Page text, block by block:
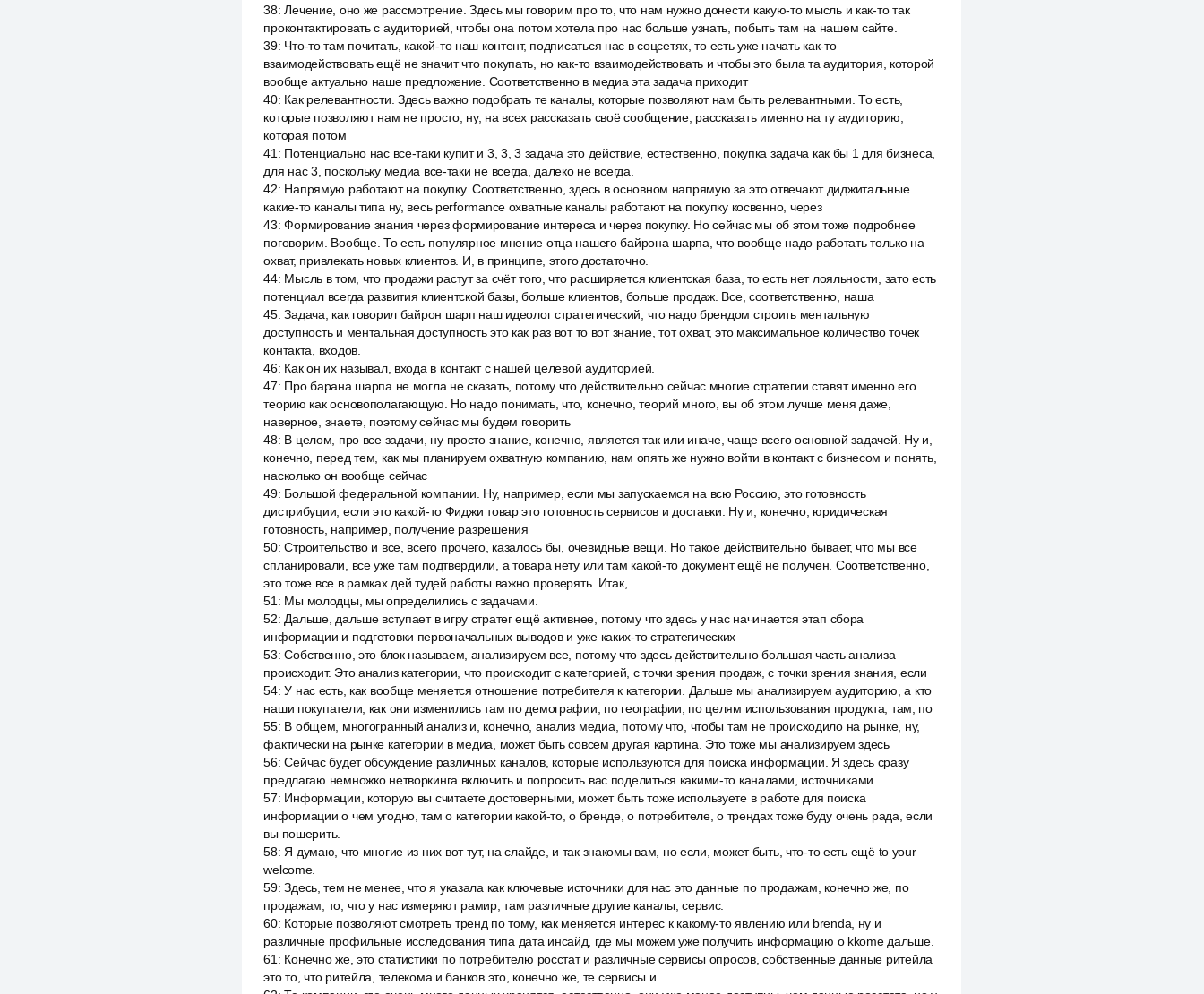
38:Лечение, оно же рассмотрение. Здесь мы говорим про то, что нам нужно донести какую-то мысль и как-то так
проконтактировать с аудиторией, чтобы она потом хотела про нас больше узнать, побыть там на нашем сайте.
39: Что-то там почитать, какой-то наш контент, подписаться нас в соцсетях, то есть уже начать как-то
взаимодействовать ещё не значит что покупать, но как-то взаимодействовать и чтобы это была та аудитория, которой
вообще актуально наше предложение. Соответственно в медиа эта задача приходит
40: Как релевантности. Здесь важно подобрать те каналы, которые позволяют нам быть релевантными. То есть,
которые позволяют нам не просто, ну, на всех рассказать своё сообщение, рассказать именно на ту аудиторию,
которая потом
41 : Потенциально нас все-таки купит и 3, 3, 3 задача это действие, естественно, покупка задача как бы 1 для бизнеса,
для нас 3, поскольку медиа все-таки не всегда, далеко не всегда.
42: Напрямую работают на покупку. Соответственно, здесь в основном напрямую за это отвечают диджитальные
какие-то каналы типа ну, весь performance охватные каналы работают на покупку косвенно, через
43:Формирование знания через формирование интереса и через покупку. Но сейчас мы об этом тоже подробнее
поговорим. Вообще. То есть популярное мнение отца нашего байрона шарпа, что вообще надо работать только на
охват, привлекать новых клиентов. И, в принципе, этого достаточно.
44: Мысль в том, что продажи растут за счёт того, что расширяется клиентская база, то есть нет лояльности, зато есть
потенциал всегда развития клиентской базы, больше клиентов, больше продаж. Все, соответственно, наша
45:Задача, как говорил байрон шарп наш идеолог стратегический, что надо брендом строить ментальную
доступность и ментальная доступность это как раз вот то вот знание, тот охват, это максимальное количество точек
контакта, входов.
46: Как он их называл, входа в контакт с нашей целевой аудиторией.
47: Про барана шарпа не могла не сказать, потому что действительно сейчас многие стратегии ставят именно его
теорию как основополагающую. Но надо понимать, что, конечно, теорий много, вы об этом лучше меня даже,
наверное, знаете, поэтому сейчас мы будем говорить
48: В целом, про все задачи, ну просто знание, конечно, является так или иначе, чаще всего основной задачей. Ну и,
конечно, перед тем, как мы планируем охватную компанию, нам опять же нужно войти в контакт с бизнесом и понять,
насколько он вообще сейчас
49: Большой федеральной компании. Ну, например, если мы запускаемся на всю Россию, это готовность
дистрибуции, если это какой-то Фиджи товар это готовность сервисов и доставки. Ну и, конечно, юридическая
готовность, например, получение разрешения
50:Строительство и все, всего прочего, казалось бы, очевидные вещи. Но такое действительно бывает, что мы все
спланировали, все уже там подтвердили, а товара нету или там какой-то документ ещё не получен. Соответственно,
это тоже все в рамках дей тудей работы важно проверять. Итак,
51 : Мы молодцы, мы определились с задачами.
52: Дальше, дальше вступает в игру стратег ещё активнее, потому что здесь у нас начинается этап сбора
информации и подготовки первоначальных выводов и уже каких-то стратегических
53:Собственно, это блок называем, анализируем все, потому что здесь действительно большая часть анализа
происходит. Это анализ категории, что происходит с категорией, с точки зрения продаж, с точки зрения знания, если
54:У нас есть, как вообще меняется отношение потребителя к категории. Дальше мы анализируем аудиторию, а кто
наши покупатели, как они изменились там по демографии, по географии, по целям использования продукта, там, по
55: В общем, многогранный анализ и, конечно, анализ медиа, потому что, чтобы там не происходило на рынке, ну,
фактически на рынке категории в медиа, может быть совсем другая картина. Это тоже мы анализируем здесь
56:Сейчас будет обсуждение различных каналов, которые используются для поиска информации. Я здесь сразу
предлагаю немножко нетворкинга включить и попросить вас поделиться какими-то каналами, источниками.
57: Информации, которую вы считаете достоверными, может быть тоже используете в работе для поиска
информации о чем угодно, там о категории какой-то, о бренде, о потребителе, о трендах тоже буду очень рада, если
вы пошерить.
58: Я думаю, что многие из них вот тут, на слайде, и так знакомы вам, но если, может быть, что-то есть ещё to your
welcome.
59:Здесь, тем не менее, что я указала как ключевые источники для нас это данные по продажам, конечно же, по
продажам, то, что у нас измеряют рамир, там различные другие каналы, сервис.
60: Которые позволяют смотреть тренд по тому, как меняется интерес к какому-то явлению или brenda, ну и
различные профильные исследования типа дата инсайд, где мы можем уже получить информацию о kkome дальше.
61 : Конечно же, это статистики по потребителю росстат и различные сервисы опросов, собственные данные ритейла
это то, что ритейла, телекома и банков это, конечно же, те сервисы и